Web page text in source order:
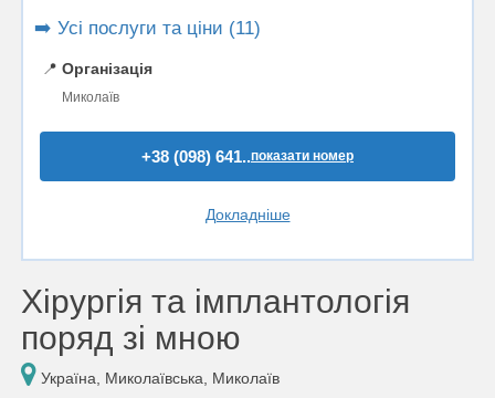
➡️ Усі послуги та ціни (11)
📍 Організація
Миколаїв
+38 (098) 641..показати номер
Докладніше
Хірургія та імплантологія
поряд зі мною
Україна, Миколаївська, Миколаїв